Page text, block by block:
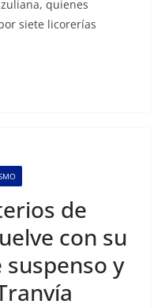
quienes
siete licorerías
de
con su
y